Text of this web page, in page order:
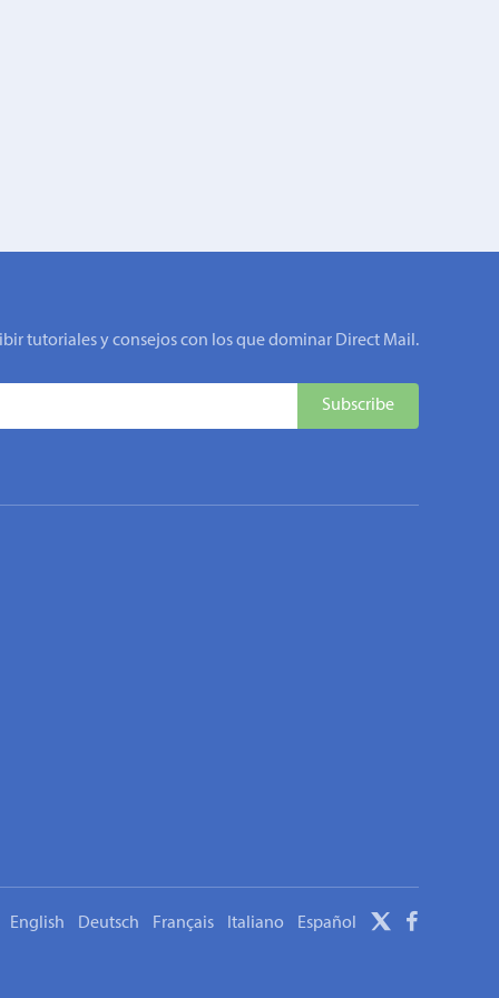
tutoriales y consejos con los que dominar Direct Mail.
English Deutsch Français Italiano Español